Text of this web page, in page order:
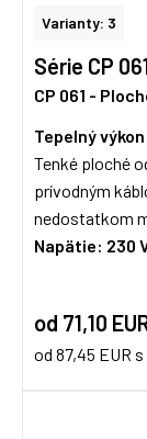
Varianty: 3
Série CP
CP 061 -
Tepelný
Tenké ploché
prívodným
nedostatkom
Napätie: 230
od 71,10
od 87,45 EUR s